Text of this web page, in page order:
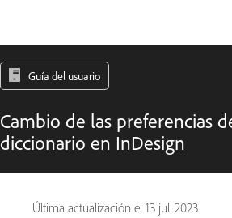
Guía del usuario
Cambio de las preferencias
diccionario en InDesign
Última actualización el 13 jul. 2023